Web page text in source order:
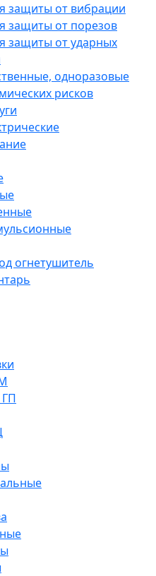
защиты от вибрации
защиты от порезов
защиты от ударных
одноразовые
рисков
огнетушитель